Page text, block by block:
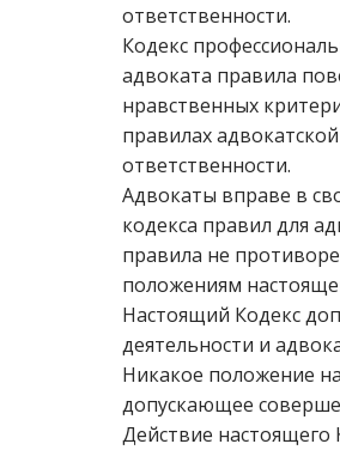
ответственности.
Кодекс
адвоката правила
нравственных
правилах
ответственности.
Адвокаты вправе в
кодекса правил для
правила не
положениям
Настоящий Кодекс
деятельности и
Никакое положение
допускающее
Действие настоящего